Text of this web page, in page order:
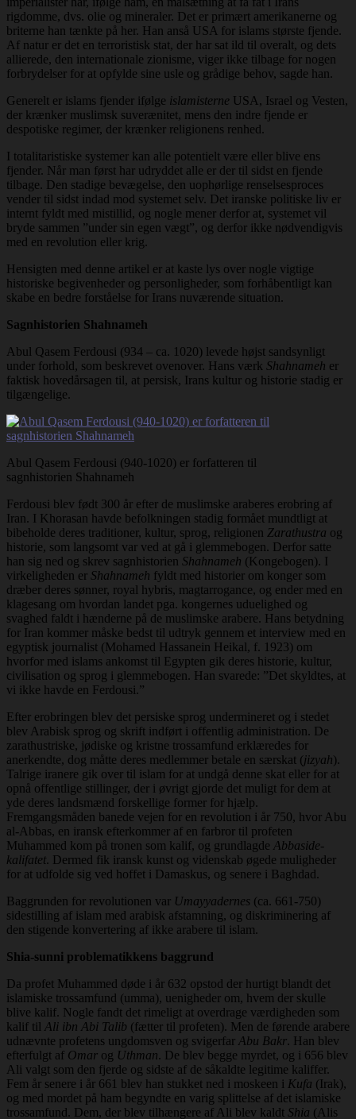
rigdomme, dvs. olie og mineraler. Det er primært amerikanerne og
briterne han tænkte på her. Han anså USA for islams største fjende.
Af natur er det en terroristisk stat, der har sat ild til overalt, og dets
allierede, den internationale zionisme, viger ikke tilbage for nogen
forbrydelser for at opfylde sine usle og grådige behov, sagde han.
Generelt er islams fjender ifølge islamisterne USA, Israel og Vesten,
der krænker muslimsk suverænitet, mens den indre fjende er
despotiske regimer, der krænker religionens renhed.
I totalitaristiske systemer kan alle potentielt være eller blive ens
fjender. Når man først har udryddet alle er der til sidst en fjende
tilbage. Den stadige bevægelse, den uophørlige renselsesproces
vender til sidst indad mod systemet selv. Det iranske politiske liv er
internt fyldt med mistillid, og nogle mener derfor at, systemet vil
bryde sammen ”under sin egen vægt”, og derfor ikke nødvendigvis
med en revolution eller krig.
Hensigten med denne artikel er at kaste lys over nogle vigtige
historiske begivenheder og personligheder, som forhåbentligt kan
skabe en bedre forståelse for Irans nuværende situation.
Sagnhistorien Shahnameh
Abul Qasem Ferdousi (934 – ca. 1020) levede højst sandsynligt
under forhold, som beskrevet ovenover. Hans værk Shahnameh er
faktisk hovedårsagen til, at persisk, Irans kultur og historie stadig er
tilgængelige.
Abul Qasem Ferdousi (940-1020) er forfatteren til
sagnhistorien Shahnameh
Ferdousi blev født 300 år efter de muslimske araberes erobring af
Iran. I Khorasan havde befolkningen stadig formået mundtligt at
bibeholde deres traditioner, kultur, sprog, religionen Zarathustra og
historie, som langsomt var ved at gå i glemmebogen. Derfor satte
han sig ned og skrev sagnhistorien Shahnameh (Kongebogen). I
virkeligheden er Shahnameh fyldt med historier om konger som
dræber deres sønner, royal hybris, magtarrogance, og ender med en
klagesang om hvordan landet pga. kongernes uduelighed og
svaghed faldt i hænderne på de muslimske arabere. Hans betydning
for Iran kommer måske bedst til udtryk gennem et interview med en
egyptisk journalist (Mohamed Hassanein Heikal, f. 1923) om
hvorfor med islams ankomst til Egypten gik deres historie, kultur,
civilisation og sprog i glemmebogen. Han svarede: ”Det skyldtes, at
vi ikke havde en Ferdousi.”
Efter erobringen blev det persiske sprog undermineret og i stedet
blev Arabisk sprog og skrift indført i offentlig administration. De
zarathustriske, jødiske og kristne trossamfund erklæredes for
anerkendte, dog måtte deres medlemmer betale en særskat (jizyah).
Talrige iranere gik over til islam for at undgå denne skat eller for at
opnå offentlige stillinger, der i øvrigt gjorde det muligt for dem at
yde deres landsmænd forskellige former for hjælp.
Fremgangsmåden banede vejen for en revolution i år 750, hvor Abu
al-Abbas, en iransk efterkommer af en farbror til profeten
Muhammed kom på tronen som kalif, og grundlagde Abbaside-
kalifatet. Dermed fik iransk kunst og videnskab øgede muligheder
for at udfolde sig ved hoffet i Damaskus, og senere i Baghdad.
Baggrunden for revolutionen var Umayyadernes (ca. 661-750)
sidestilling af islam med arabisk afstamning, og diskriminering af
den stigende konvertering af ikke arabere til islam.
Shia-sunni problematikkens baggrund
Da profet Muhammed døde i år 632 opstod der hurtigt blandt det
islamiske trossamfund (umma), uenigheder om, hvem der skulle
blive kalif. Nogle fandt det rimeligt at overdrage værdigheden som
kalif til Ali ibn Abi Talib (fætter til profeten). Men de førende arabere
udnævnte profetens ungdomsven og svigerfar Abu Bakr. Han blev
efterfulgt af Omar og Uthman. De blev begge myrdet, og i 656 blev
Ali valgt som den fjerde og sidste af de såkaldte legitime kaliffer.
Fem år senere i år 661 blev han stukket ned i moskeen i Kufa (Irak),
og med mordet på ham begyndte en varig splittelse af det islamiske
trossamfund. Dem, der blev tilhængere af Ali blev kaldt Shia (Alis